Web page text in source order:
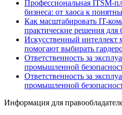
Профессиональная ITSM-
бизнеса: от хаоса к
Как масштабировать IT-
практические решения для
Искусственный интеллект
помогают выбирать
Ответственность за
промышленной
Ответственность за
промышленной
Информация для